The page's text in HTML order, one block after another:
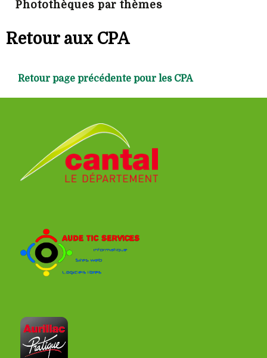
Photothèques par thèmes
Retour aux CPA
Retour page précédente pour les CPA